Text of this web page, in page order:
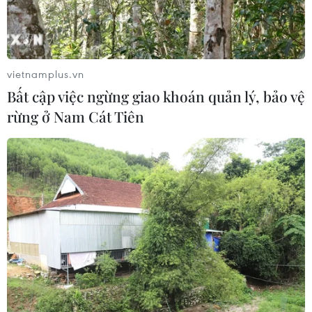
Bảo đảm ngày khai giảng thực sự là
ngày hội của học sinh và giáo viên
05/08/2026 05:42
Phát động giải báo chí toàn quốc "Vì
sự nghiệp Giáo dục Việt Nam" năm
2026
04/08/2026 19:36
Vụ gian lận điểm thi tại Tuyên
Quang: Sáng mai (5/8), công bố
phương án xử lý
04/08/2026 18:11
vietnamplus.vn
Bất cập việc ngừng giao khoán quản lý, bảo vệ
rừng ở Nam Cát Tiên